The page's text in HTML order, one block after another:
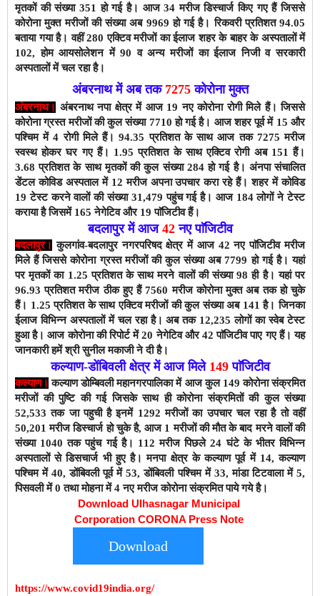
मृतकों की संख्या 351 हो गई है। आज 34 मरीज डिस्चार्ज किए गए हैं जिससे
कोरोना मुक्त मरीजों की संख्या अब 9969 हो गई है। रिकवरी प्रतिशत 94.05
बताया गया है। वहीं280 एक्टिव मरीजोंका ईलाज शहर के बाहर के अस्पतालों में
102, होम आयसोलेशन में 90 व अन्य मरीजों का ईलाज निजी व सरकारी
अस्पतालों में चल रहा है।
अंबरनाथ में अब तक 7275कोरोना मुक्त
अंबरनाथ। अंबरनाथ नपा क्षेत्र में आज 19 नए कोरोना रोगी मिले हैं। जिससे
कोरोना ग्रस्त मरीजों की कुल संख्या 7710 हो गई है। आज शहर पूर्व में 15 और
पश्चिम में 4 रोगी मिले हैं। 94.35 प्रतिशत के साथआज तक 7275 मरीज
स्वस्थ होकर घर गए हैं। 1.95 प्रतिशत के साथ एक्टिव रोगी अब 151 हैं।
3.68 प्रतिशत के साथ मृतकों की कुल संख्या 284 हो गई है। अंनपा संचालित
डेंटल कोविड अस्पताल में 12 मरीज अपना उपचार करा रहे हैं। शहर में कोविड
19 टेस्ट करने वालों की संख्या 31,479 पहुंच गई है। आज 184लोगों ने टेस्ट
कराया है जिसमें 165 नेगेटिव और 19 पाॅजिटीव हैं।
बदलापुर में आज 42 नए पाॅजिटीव
बदलापुर। कुलगांव-बदलापुर नगरपरिषद क्षेत्र में आज 42 नए पाॅजिटीव मरीज
मिले हैं जिससे कोरोना ग्रस्त मरीजों की कुल संख्या अब 7799 होगई है। यहां
पर मृतकों का 1.25 प्रतिशत के साथ मरने वालों की संख्या 98 ही है।यहां पर
96.93प्रतिशत मरीज ठीक हुए हैं 7560मरीज कोरोना मुक्त अब तक हो चुके
हैं। 1.25प्रतिशत के साथ एक्टिव मरीजों की कुल संख्या अब 141 है। जिनका
ईलाज विभिन्न अस्पतालों में चल रहा है। अब तक 12,235लोगों का स्वेब टेस्ट
हुआ है। आज कोरोनाकी रिपोर्ट में 20नेगेटिव और 42पाॅजिटीव पाए गए हैं। यह
जानकारी हमें श्री सुनील मकाजी ने दी है।
कल्याण-डोंबिवली क्षेत्र में आज मिले 149 पाॅजिटीव
कल्याण। कल्याण डोम्बिवलीमहानगरपालिकामें आज कुल 149 कोरोना संक्रमित
मरीजों की पुष्टि की गई जिसके साथ ही कोरोना संक्रमितों की कुल संख्या
52,533तक जा पहुची है इनमें 1292 मरीजों का उपचार चल रहा है तो वहीं
50,201 मरीज डिस्चार्ज हो चुके है, आज 1 मरीजों की मौत के बाद मरने वालों की
संख्या 1040 तक पहुंच गई है। 112 मरीज पिछले 24 घंटे के भीतर विभिन्न
अस्पतालों से डिसचार्ज भी हुए है।मनपा क्षेत्र के कल्याण पूर्व में 14, कल्याण
पश्चिम में 40, डोंबिवली पूर्व में 53, डोंबिवली पश्चिम में 33, मांडा टिटवाला में 5,
पिसवली में 0 तथा मोहना में 4 नए मरीज कोरोना संक्रमित पाये गये है।
Download Ulhasnagar Municipal
Corporation CORONA Press Note
Download
https://www.covid19india.org/